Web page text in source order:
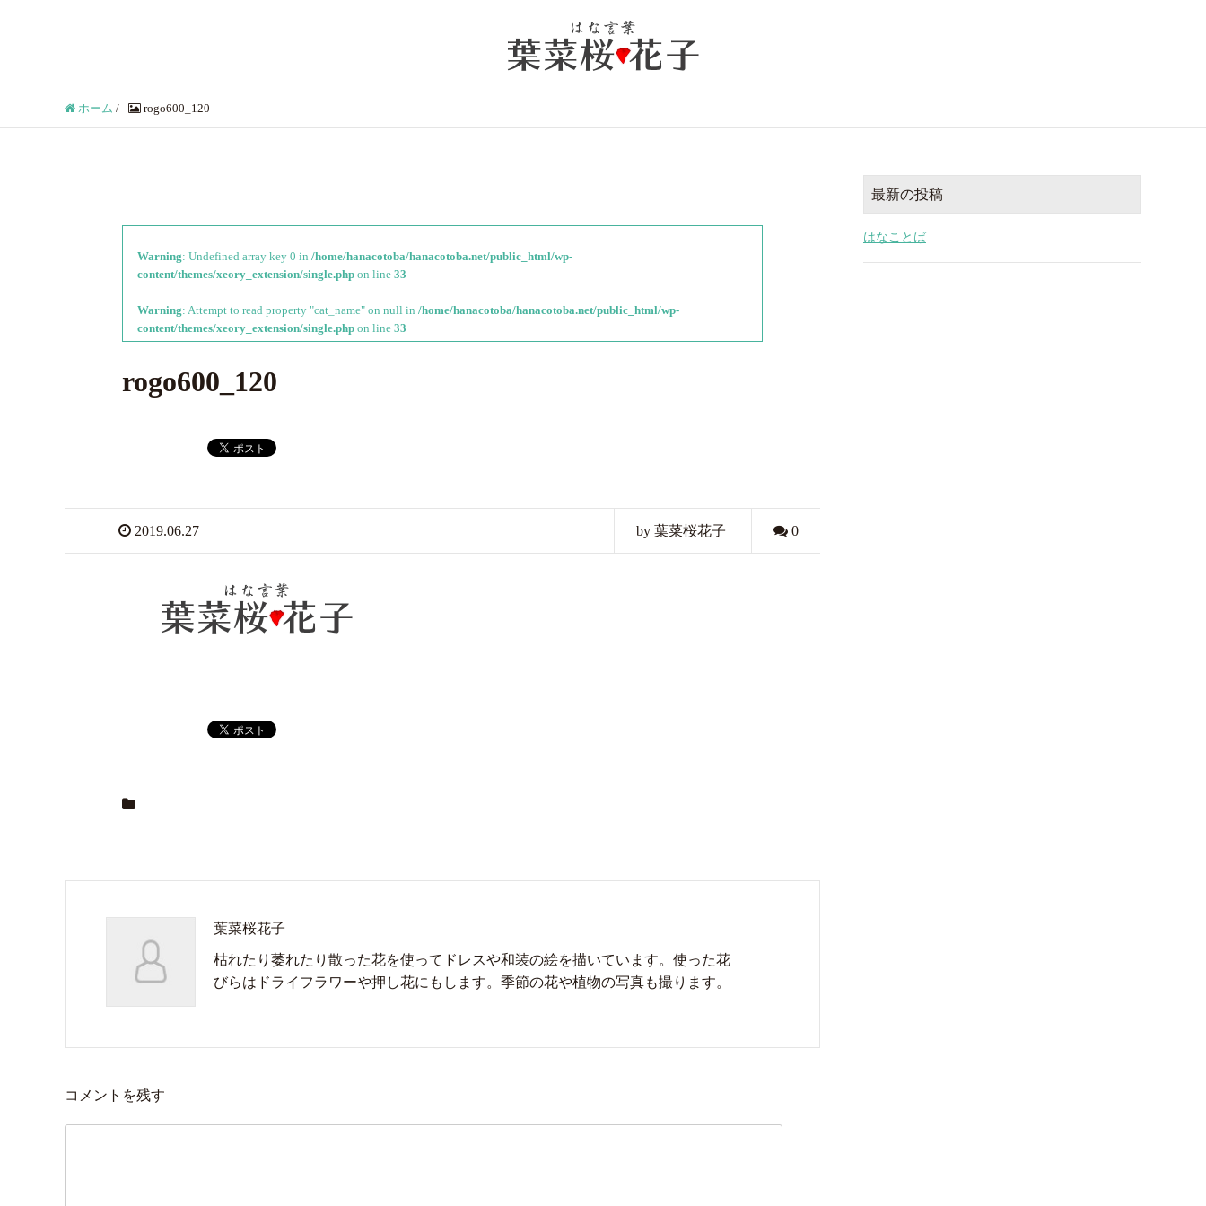
ホーム / rogo600_120
Warning: Undefined array key 0 in /home/hanacotoba/hanacotoba.net/public_html/wp-
content/themes/xeory_extension/single.php on line 33
Warning: Attempt to read property "cat_name" on null in /home/hanacotoba/hanacotoba.net/public_html/wp-
content/themes/xeory_extension/single.php on line 33
rogo600_120
2019.06.27 by 葉菜桜花子 0
葉菜桜花子
枯れたり萎れたり散った花を使ってドレスや和装の絵を描いています。使った花
びらはドライフラワーや押し花にもします。季節の花や植物の写真も撮ります。
コメントを残す
最新の投稿
はなことば